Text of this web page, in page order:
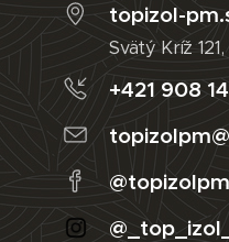
topizol-
Svätý Kríž
+421 908
@topizolpm
@_top_izol_